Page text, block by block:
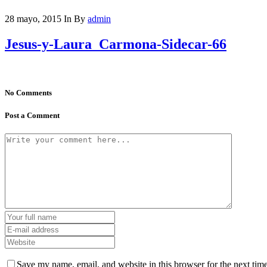
28 mayo, 2015 In By admin
Jesus-y-Laura_Carmona-Sidecar-66
No Comments
Post a Comment
Save my name, email, and website in this browser for the next